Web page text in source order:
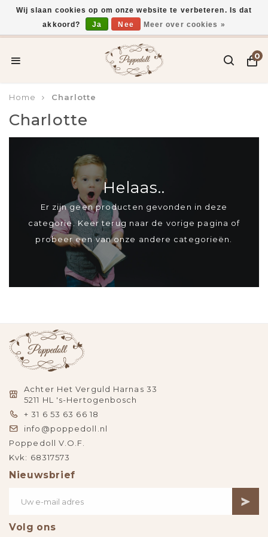
Voor 15:00 uur besteld, vandaag verzonden*
0
Home Charlotte
Charlotte
Helaas..
Er zijn geen producten gevonden in deze
categorie. Keer terug naar de vorige pagina of
probeer een van onze andere categorieën.
Achter Het Verguld Harnas 33
5211 HL 's-Hertogenbosch
+ 31 6 53 63 66 18
info@poppedoll.nl
Poppedoll V.O.F.
Kvk: 68317573
Nieuwsbrief
Volg ons
Wij slaan cookies op om onze website te verbeteren. Is dat
akkoord?
Ja Nee Meer over cookies »